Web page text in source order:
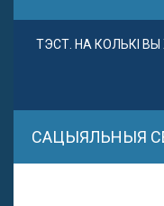
ТЭСТ. НА КОЛЬКІ
САЦЫЯЛЬНЫЯ